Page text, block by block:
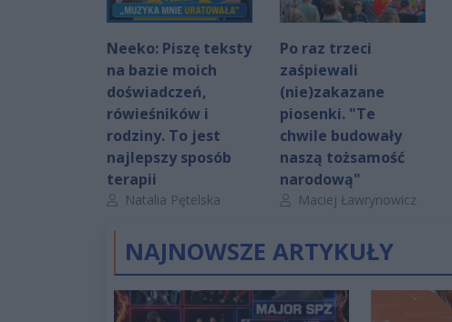
Neeko: Piszę teksty
na bazie moich
doświadczeń,
rówieśników i
rodziny. To jest
najlepszy sposób
terapii
Autor artykułu:
Natalia Pętelska
Po raz trzeci
zaśpiewali
(nie)zakazane
piosenki. "Te
chwile budowały
naszą tożsamość
narodową"
Autor artykułu:
Maciej Ławrynowicz
NAJNOWSZE ARTYKUŁY